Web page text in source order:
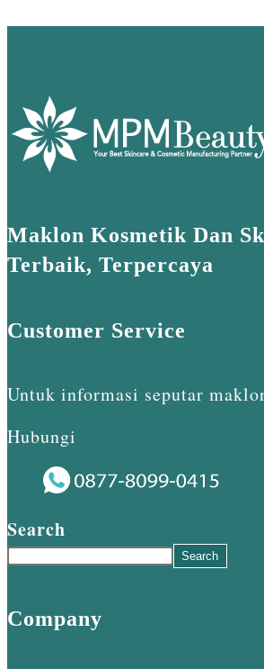
Maklon Kosmetik Dan
Terbaik, Terpercaya
Customer Service
Untuk informasi seputar
Hubungi
Search
Search
Company